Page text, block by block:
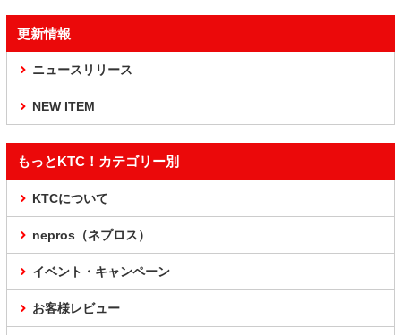
更新情報
ニュースリリース
NEW ITEM
もっとKTC！カテゴリー別
KTCについて
nepros（ネプロス）
イベント・キャンペーン
お客様レビュー